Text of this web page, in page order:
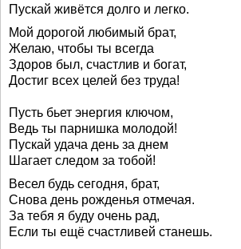
Пускай живётся долго и легко.
Мой дорогой любимый брат,
Желаю, чтобы ты всегда
Здоров был, счастлив и богат,
Достиг всех целей без труда!
Пусть бьет энергия ключом,
Ведь ты парнишка молодой!
Пускай удача день за днем
Шагает следом за тобой!
Весел будь сегодня, брат,
Снова день рожденья отмечая.
За тебя я буду очень рад,
Если ты ещё счастливей станешь.